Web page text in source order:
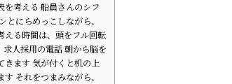
考える 船員さんのシフ
とにらめっこしながら、
える時間は、頭をフル回転
人採用の電話 朝から脳を
きます 気が付くと机の上
それをつまみながら、